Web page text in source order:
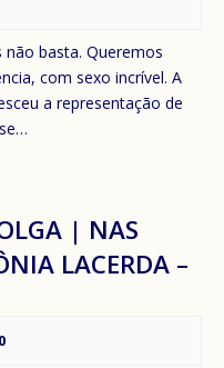
não basta. Queremos
com sexo incrível. A
a representação de
| NAS
LACERDA –